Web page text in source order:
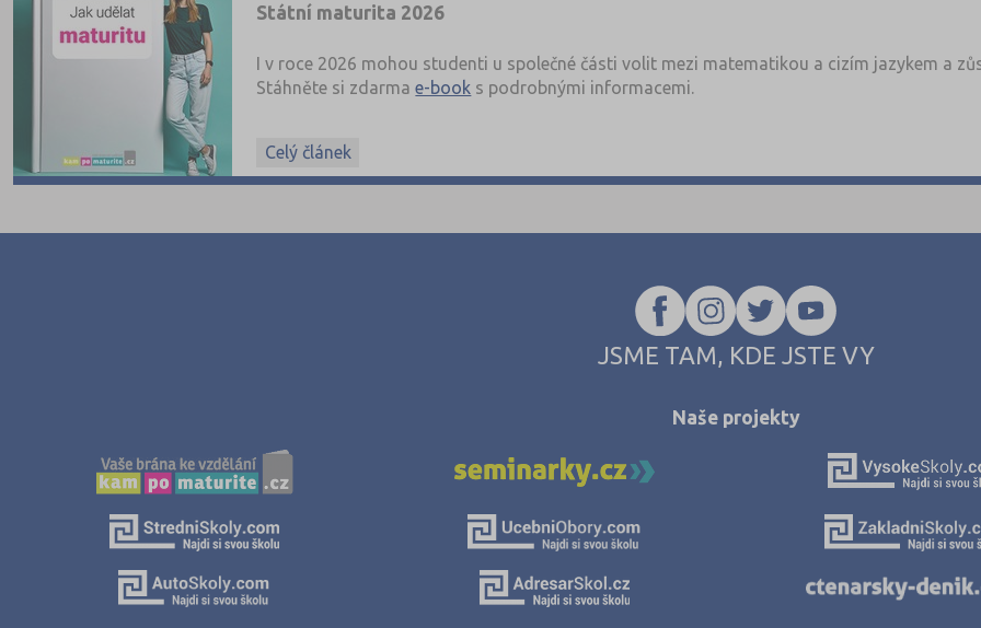
Státní maturita 2026
I v roce 2026 mohou studenti u společné části volit mezi matematikou a cizím jazykem a
Stáhněte si zdarmae-book s podrobnými informacemi.
Celý článek
JSME TAM, KDE JSTE VY
Naše projekty